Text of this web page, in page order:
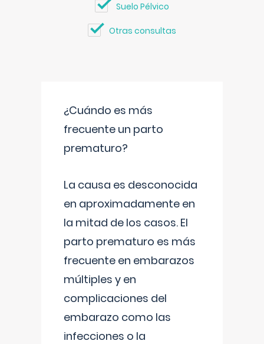
Suelo Pélvico
Otras consultas
¿Cuándo es más
frecuente un parto
prematuro?
La causa es desconocida
en aproximadamente en
la mitad de los casos. El
parto prematuro es más
frecuente en embarazos
múltiples y en
complicaciones del
embarazo como las
infecciones o la